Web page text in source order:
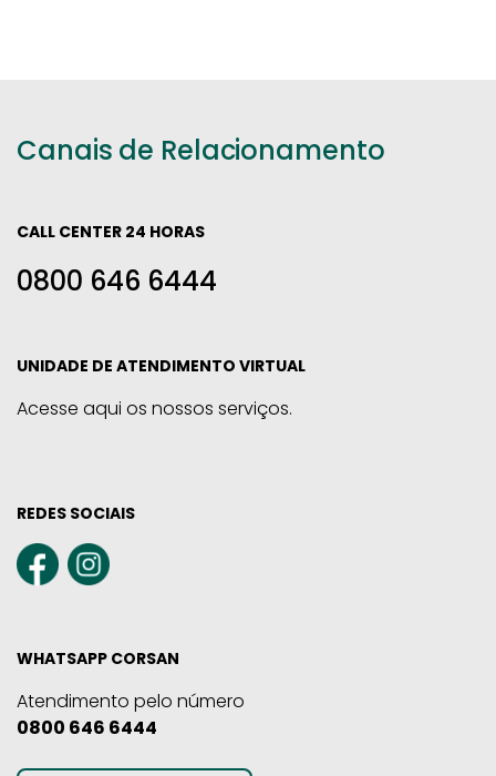
Canais de Relacionamento
CALL CENTER 24 HORAS
0800 646 6444
UNIDADE DE ATENDIMENTO VIRTUAL
Acesse aqui os nossos serviços.
REDES SOCIAIS
WHATSAPP CORSAN
Atendimento pelo número
0800 646 6444